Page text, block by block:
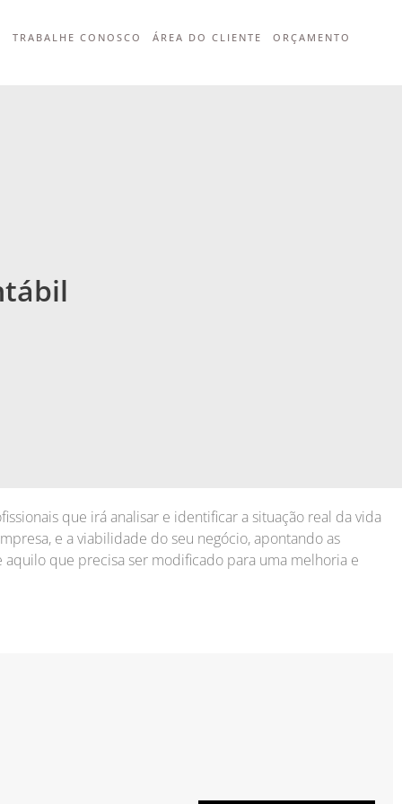
TRABALHE CONOSCO ÁREA DO CLIENTE ORÇAMENTO
que irá analisar e identificar a situação real da vida
e a viabilidade do seu negócio, apontando as
que precisa ser modificado para uma melhoria e